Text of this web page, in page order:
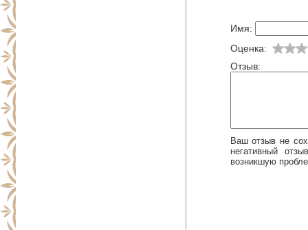
Имя:
Оценка:
Отзыв:
Ваш отзыв не
негативный
возникшую